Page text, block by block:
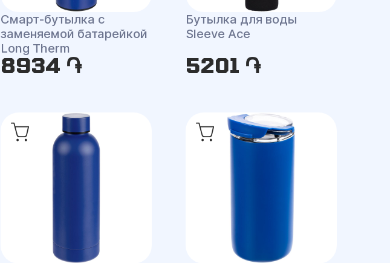
Смарт-бутылка с
заменяемой батарейкой
Long Therm
8934 ֏
Бутылка для воды
Sleeve Ace
5201 ֏